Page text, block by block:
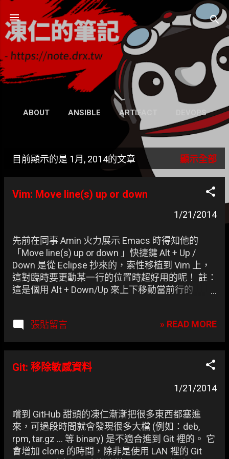
跳到主要內容
凍仁的筆記
- https://note.drx.tw
網頁
ABOUT ANSIBLE ARTIFACT DEVOPS
WIKI 更多…
GRAVATAR
表
目前顯示的是 1月, 2014的文章 顯示全部
Vim: Move line(s) up or down
1/21/2014
先前在同事 Amin 火力展示 Emacs 時得知他的
「Move line(s) up or down 」快捷鍵 Alt + Up /
Down 是從 Eclipse 抄來的，索性移植到 Vim 上，
這對臨時要更動某一行的位置時超好用的呢！ 註：
這是個用 Alt + Down/Up 來上下移動當前行的
張貼留言 » READ MORE
Git: 移除敏感資料
1/21/2014
嚐到 GitHub 甜頭的凍仁漸漸把很多東西都塞進
來，可過段時間就會發現很多大檔 (例如：deb,
rpm, tar.gz ... 等 binary) 是不適合進到 Git 裡的。 它
會增加 clone 的時間，除非是使用 LAN 裡的 Git